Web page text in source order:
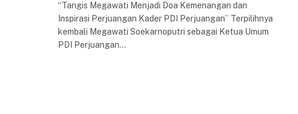
“Tangis Megawati Menjadi Doa Kemenangan dan
Inspirasi Perjuangan Kader PDI Perjuangan” Terpilihnya
kembali Megawati Soekarnoputri sebagai Ketua Umum
PDI Perjuangan…